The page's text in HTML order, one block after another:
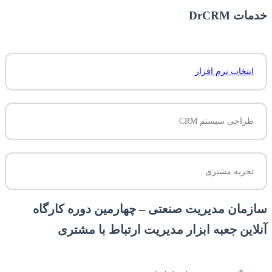
خدمات DrCRM
انتخاب نرم افزار
طراحی سیستم CRM
تجربه مشتری
سازمان مدیریت صنعتی – چهارمین دوره کارگاه
آنلاین جعبه ابزار مدیریت ارتباط با مشتری